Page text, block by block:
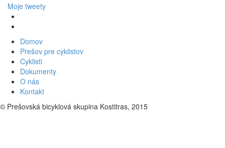
Moje tweety
Domov
Prešov pre cyklistov
Cyklisti
Dokumenty
O nás
Kontakt
© Prešovská bicyklová skupina Kostitras, 2015